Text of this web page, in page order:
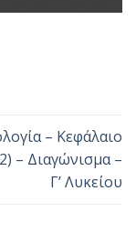
– Κεφάλαιο
– Διαγώνισμα –
Γ’ Λυκείου